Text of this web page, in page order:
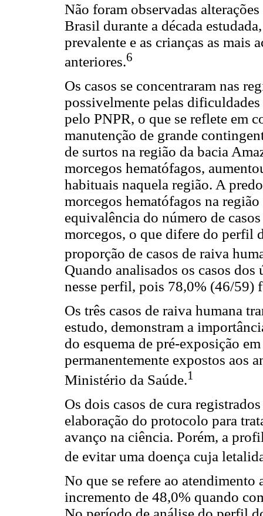
Não foram observadas
Brasil durante a década
prevalente e as crianças as mais
anteriores.6
Os casos se concentraram nas
possivelmente pelas
pelo PNPR, o que se reflete em
manutenção de grande
de surtos na região da bacia
morcegos hematófagos,
habituais naquela região. A
morcegos hematófagos na
equivalência do número de
morcegos, o que difere do perfil
proporção de casos de raiva
Quando analisados os casos
nesse perfil, pois 78,0% (46/59)
Os três casos de raiva humana
estudo, demonstram a
do esquema de pré-exposição
permanentemente expostos aos
Ministério da Saúde.1
Os dois casos de cura
elaboração do protocolo para
avanço na ciência. Porém, a
de evitar uma doença cuja
No que se refere ao
incremento de 48,0% quando